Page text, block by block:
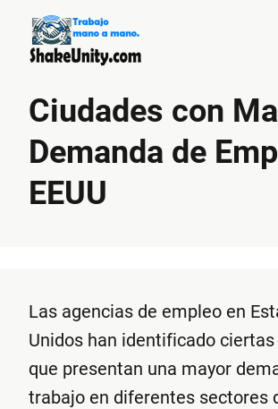
Ciudades con
Demanda de
EEUU
Las agencias de empleo en
Unidos han identificado
que presentan una mayor
trabajo en diferentes sectores